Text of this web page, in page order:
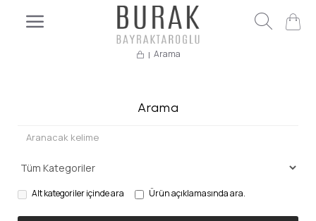
Arama
Arama
Alt kategoriler içinde ara Ürün açıklamasında ara.